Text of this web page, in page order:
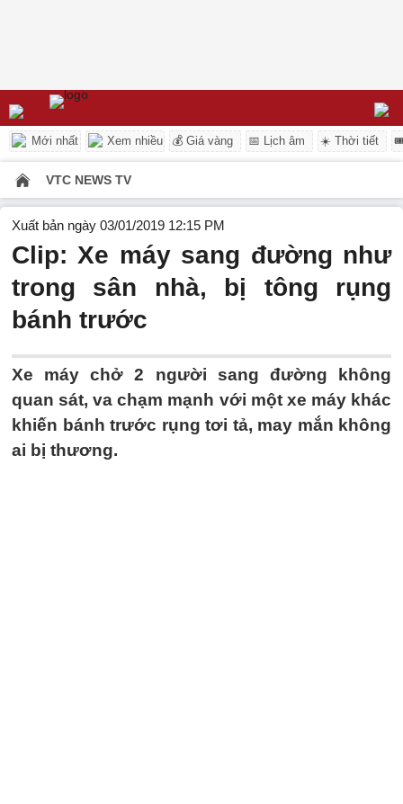
Mới nhất Xem nhiều 💰 Giá vàng 📅 Lịch âm ☀️ Thời tiết
VTC NEWS TV
Xuất bản ngày 03/01/2019 12:15 PM
Clip: Xe máy sang đường như
trong sân nhà, bị tông rụng
bánh trước
Xe máy chở 2 người sang đường không
quan sát, va chạm mạnh với một xe máy khác
khiến bánh trước rụng tơi tả, may mắn không
ai bị thương.